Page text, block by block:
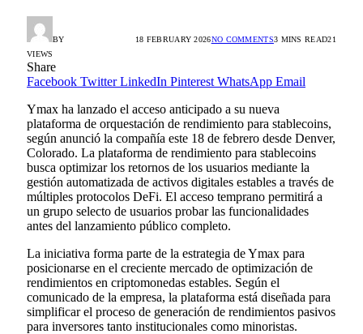
BY 18 FEBRUARY 2026NO COMMENTS3 MINS READ21
VIEWS
Share
Facebook Twitter LinkedIn Pinterest WhatsApp Email
Ymax ha lanzado el acceso anticipado a su nueva
plataforma de orquestación de rendimiento para stablecoins,
según anunció la compañía este 18 de febrero desde Denver,
Colorado. La plataforma de rendimiento para stablecoins
busca optimizar los retornos de los usuarios mediante la
gestión automatizada de activos digitales estables a través de
múltiples protocolos DeFi. El acceso temprano permitirá a
un grupo selecto de usuarios probar las funcionalidades
antes del lanzamiento público completo.
La iniciativa forma parte de la estrategia de Ymax para
posicionarse en el creciente mercado de optimización de
rendimientos en criptomonedas estables. Según el
comunicado de la empresa, la plataforma está diseñada para
simplificar el proceso de generación de rendimientos pasivos
para inversores tanto institucionales como minoristas.